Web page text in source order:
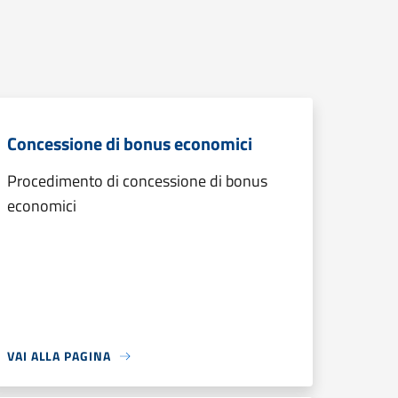
Concessione di bonus economici
Procedimento di concessione di bonus
economici
VAI ALLA PAGINA